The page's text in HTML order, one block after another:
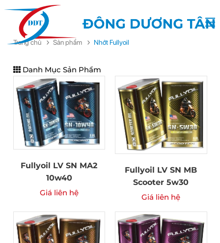
Trang chủ Sản phẩm Nhớt Fullyoil
Danh Mục Sản Phẩm
Fullyoil LV SN MA2
10w40
Giá liên hệ
Fullyoil LV SN MB
Scooter 5w30
Giá liên hệ